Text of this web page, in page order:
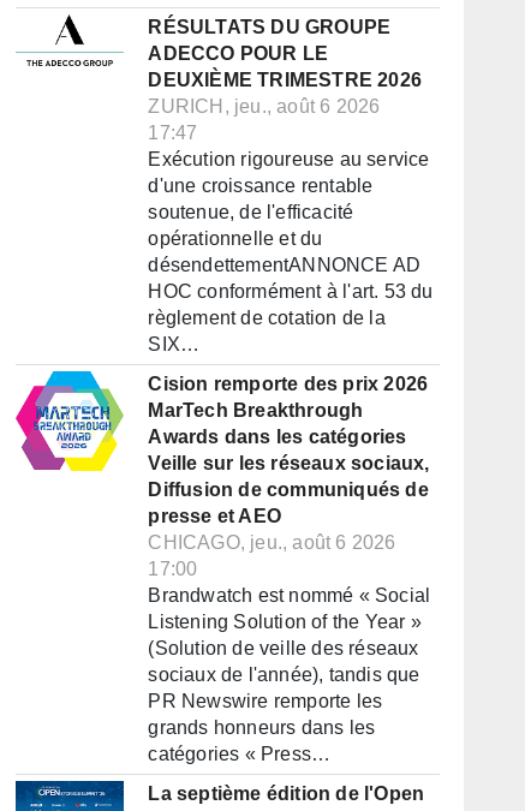
RÉSULTATS DU GROUPE
ADECCO POUR LE
DEUXIÈME TRIMESTRE 2026
ZURICH, jeu., août 6 2026
17:47
Exécution rigoureuse au service
d'une croissance rentable
soutenue, de l'efficacité
opérationnelle et du
désendettementANNONCE AD
HOC conformément à l'art. 53 du
règlement de cotation de la
SIX…
Cision remporte des prix 2026
MarTech Breakthrough
Awards dans les catégories
Veille sur les réseaux sociaux,
Diffusion de communiqués de
presse et AEO
CHICAGO, jeu., août 6 2026
17:00
Brandwatch est nommé « Social
Listening Solution of the Year »
(Solution de veille des réseaux
sociaux de l'année), tandis que
PR Newswire remporte les
grands honneurs dans les
catégories « Press…
La septième édition de l'Open